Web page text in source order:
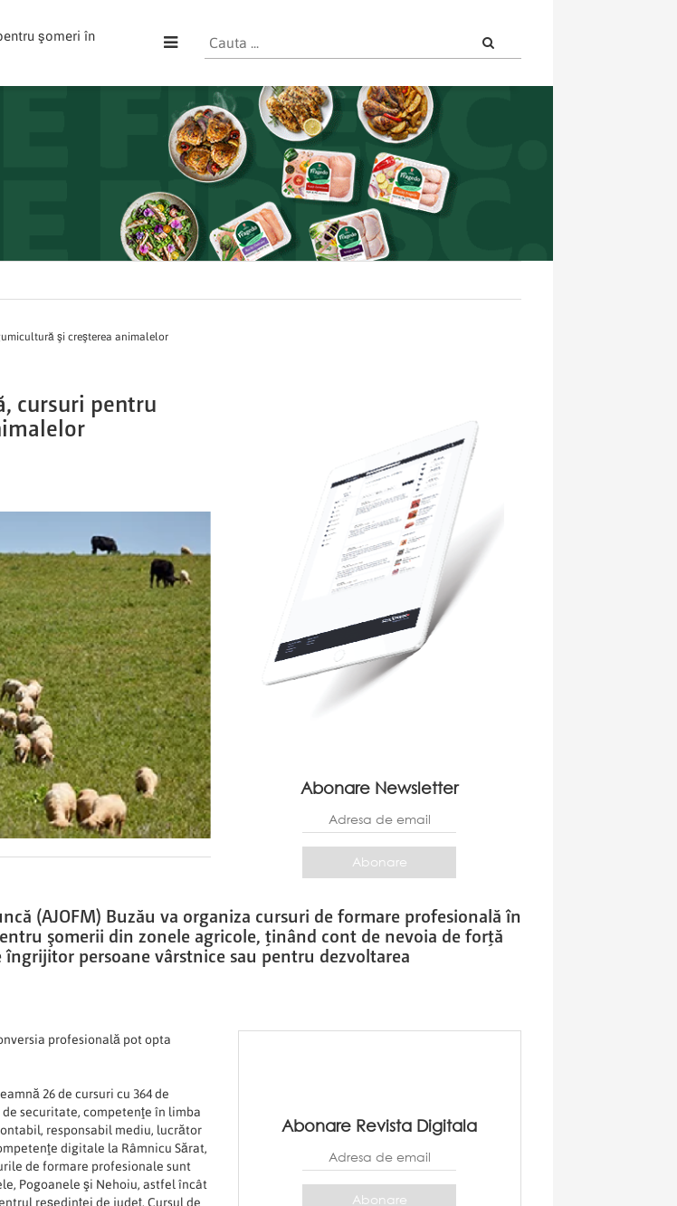
şomeri în
şi creşterea animalelor
cursuri pentru
Abonare Newsletter
(AJOFM) Buzău va organiza cursuri de formare profesională în
şomerii din zonele agricole, ţinând cont de nevoia de forţă
persoane vârstnice sau pentru dezvoltarea
profesională pot opta
26 de cursuri cu 364 de
securitate, competenţe în limba
responsabil mediu, lucrător
digitale la Râmnicu Sărat,
de formare profesionale sunt
Pogoanele şi Nehoiu, astfel încât
reşedinţei de judeţ. Cursul de
Abonare Revista Digitala